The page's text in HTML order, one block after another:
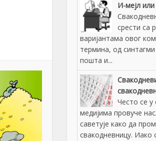
И-мејл или
срести са
варијантама овог
термина, од
пошта и...
Често се у
медијима провуче
саветује како да
свакодневницу. Иако